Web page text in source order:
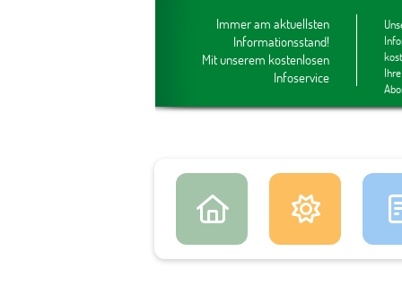
Immer am aktuellsten
Informationsstand!
Mit unserem kostenlosen
Infoservice